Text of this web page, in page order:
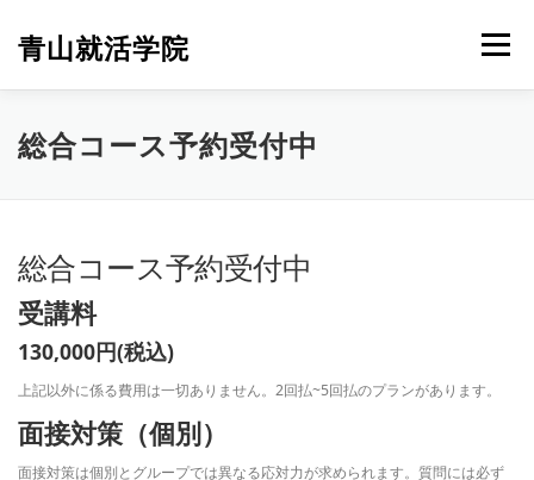
青山就活学院 メニュー
総合コース予約受付中
総合コース予約受付中
受講料
130,000円(税込)
上記以外に係る費用は一切ありません。2回払~5回払のプランがあります。
面接対策（個別）
面接対策は個別とグループでは異なる応対力が求められます。質問には必ず